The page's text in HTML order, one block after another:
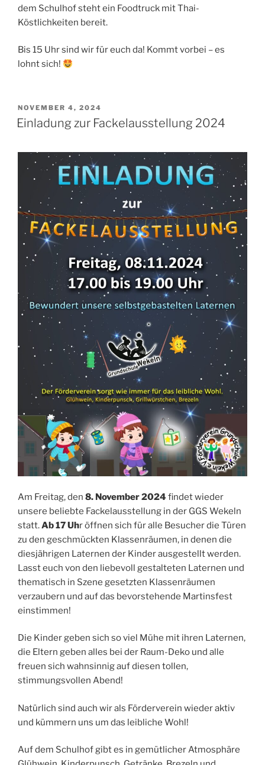
dem Schulhof steht ein Foodtruck mit Thai-
Köstlichkeiten bereit.
Bis 15 Uhr sind wir für euch da! Kommt vorbei – es
lohnt sich!
VERÖFFENTLICHT
AM
NOVEMBER 4, 2024
Einladung zur Fackelausstellung 2024
Am Freitag, den 8. November 2024 findet wieder
unsere beliebte Fackelausstellung in der GGS Wekeln
statt.Ab 17 Uhr öffnen sich für alle Besucher die Türen
zu den geschmückten Klassenräumen, in denen die
diesjährigen Laternen der Kinder ausgestellt werden.
Lasst euch von den liebevoll gestalteten Laternen und
thematisch in Szene gesetzten Klassenräumen
verzaubern und auf das bevorstehende Martinsfest
einstimmen!
Die Kinder geben sich so viel Mühe mit ihren Laternen,
die Eltern geben alles bei der Raum-Deko und alle
freuen sich wahnsinnig auf diesen tollen,
stimmungsvollen Abend!
Natürlich sind auch wir als Förderverein wieder aktiv
und kümmern uns um das leibliche Wohl!
Auf dem Schulhof gibt es in gemütlicher Atmosphäre